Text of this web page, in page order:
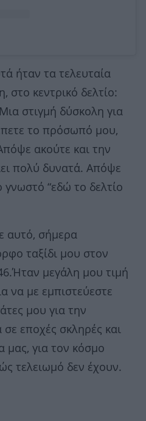
ήταν τα τελευταία
στο κεντρικό δελτίο:
στιγμή δύσκολη για
το πρόσωπό μου,
ακούτε και την
πολύ δυνατά. Απόψε
“εδώ το δελτίο
αυτό, σήμερα
ταξίδι μου στον
μεγάλη μου τιμή
να με εμπιστεύεστε
μου για την
εποχές σκληρές και
μας, για τον κόσμο
τελειωμό δεν έχουν.